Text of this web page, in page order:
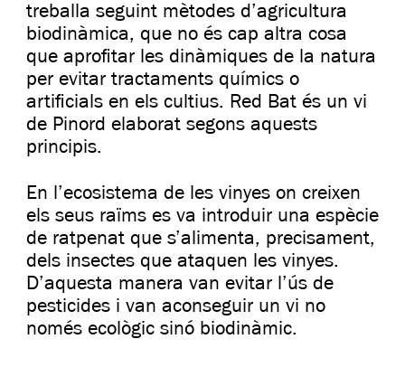
treballa seguint mètodes d’agricultura
biodinàmica, que no és cap altra cosa
que aprofitar les dinàmiques de la natura
per evitar tractaments químics o
artificials en els cultius. Red Bat és un vi
de Pinord elaborat segons aquests
principis.
En l’ecosistema de les vinyes on creixen
els seus raïms es va introduir una espècie
de ratpenat que s’alimenta, precisament,
dels insectes que ataquen les vinyes.
D’aquesta manera van evitar l’ús de
pesticides i van aconseguir un vi no
només ecològic sinó biodinàmic.